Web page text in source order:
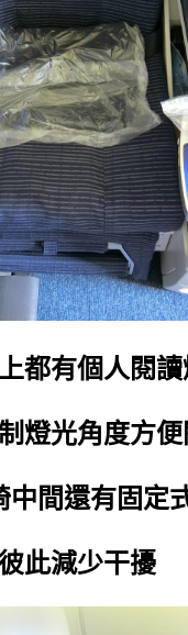
都有個人閱讀
燈光角度方
中間還有固定
此減少干擾